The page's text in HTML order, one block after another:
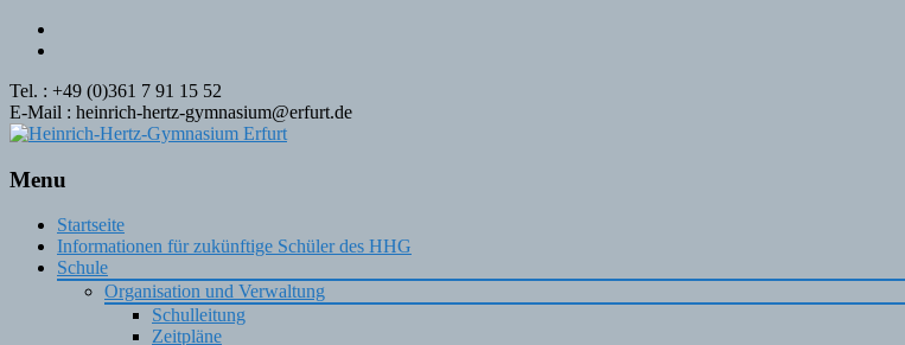
Tel. : +49 (0)361 7 91 15 52
E-Mail : heinrich-hertz-gymnasium@erfurt.de
Menu
Skip
content
Startseite
Informationen für zukünftige Schüler des HHG
Schule
Organisation und Verwaltung
Schulleitung
Zeitpläne